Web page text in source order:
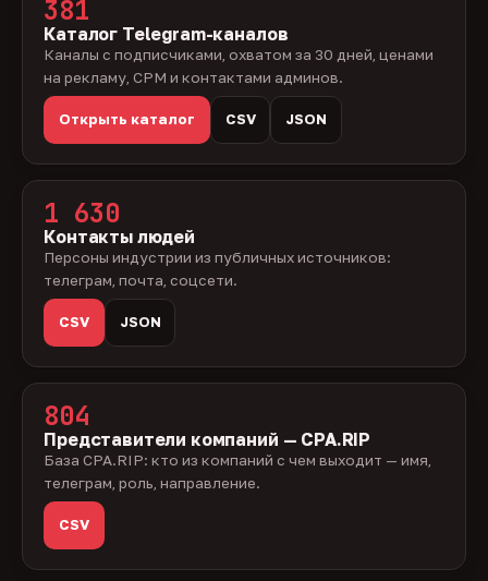
381
Каталог Telegram-каналов
Каналы с подписчиками, охватом за 30 дней, ценами
на рекламу, CPM и контактами админов.
Открыть каталог CSV JSON
1 630
Контакты людей
Персоны индустрии из публичных источников:
телеграм, почта, соцсети.
CSV JSON
804
Представители компаний — CPA.RIP
База CPA.RIP: кто из компаний с чем выходит — имя,
телеграм, роль, направление.
CSV